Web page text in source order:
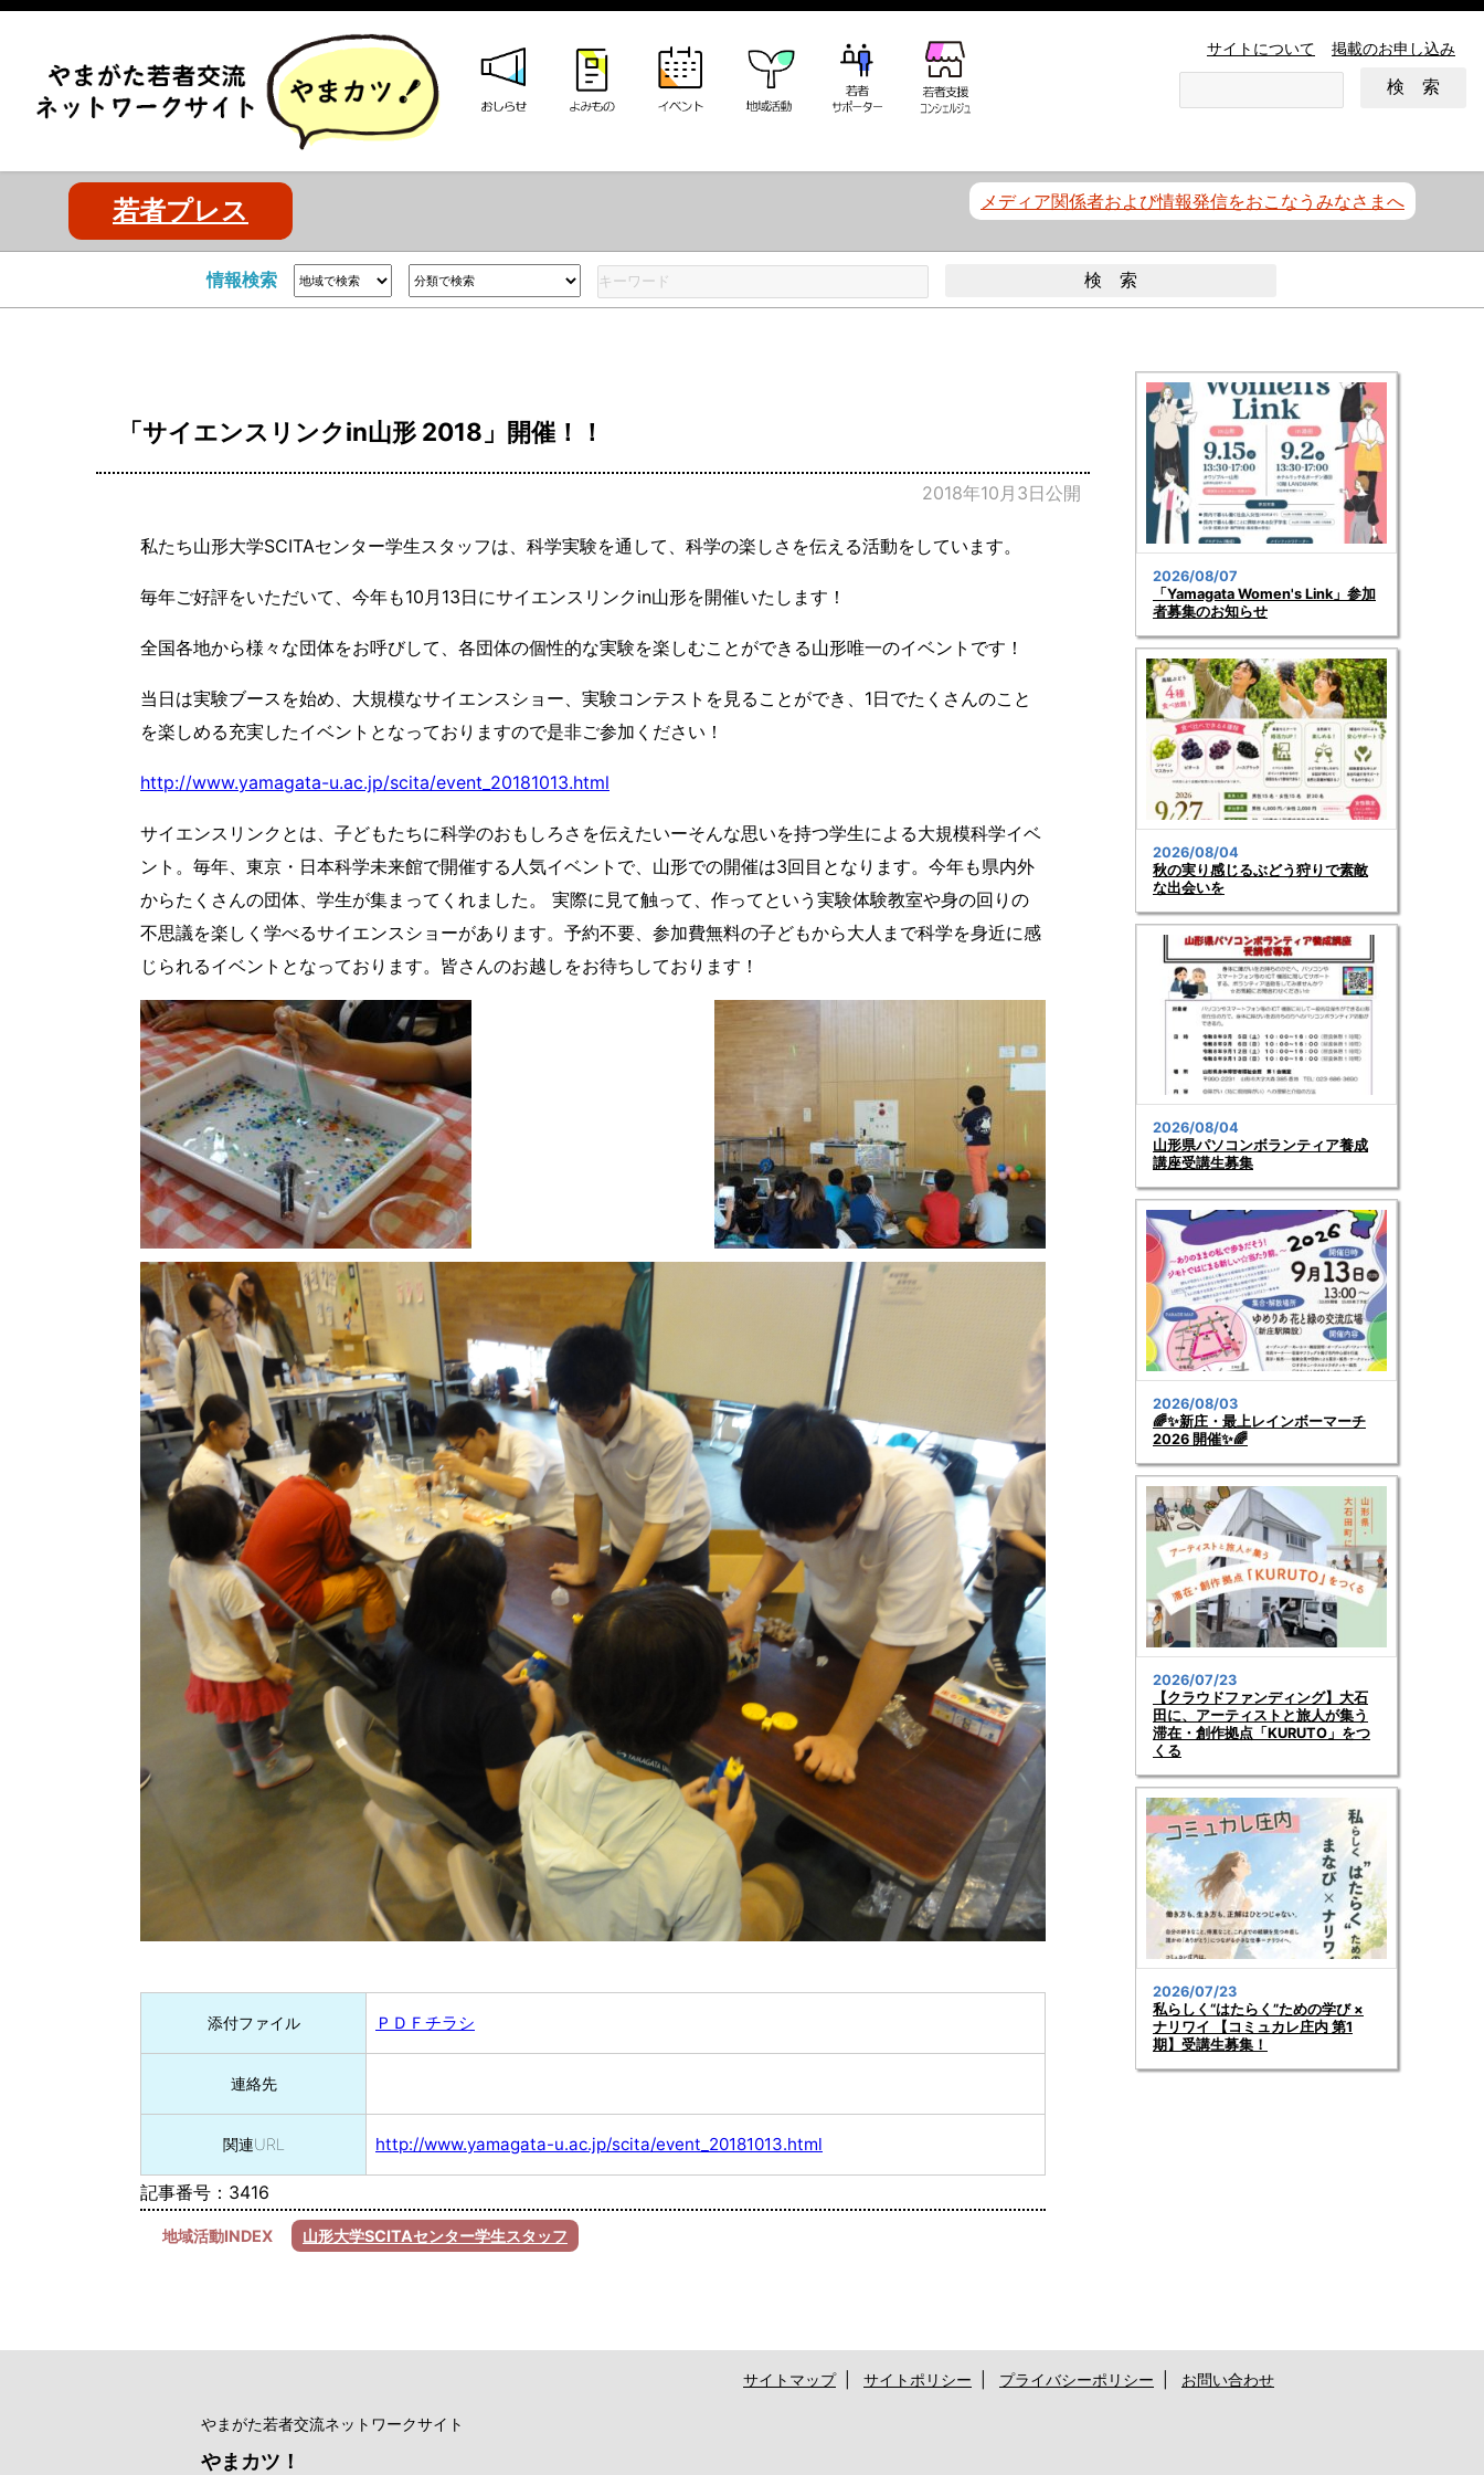
サイトについて 掲載のお申し込み
若者プレス メディア関係者および情報発信をおこなうみなさまへ
情報検索
「サイエンスリンクin山形 2018」開催！！
2018年10月3日公開
私たち山形大学SCITAセンター学生スタッフは、科学実験を通して、科学の楽しさを伝える活動をしています。
毎年ご好評をいただいて、今年も10月13日にサイエンスリンクin山形を開催いたします！
全国各地から様々な団体をお呼びして、各団体の個性的な実験を楽しむことができる山形唯一のイベントです！
当日は実験ブースを始め、大規模なサイエンスショー、実験コンテストを見ることができ、1日でたくさんのこと
を楽しめる充実したイベントとなっておりますので是非ご参加ください！
http://www.yamagata-u.ac.jp/scita/event_20181013.html
サイエンスリンクとは、子どもたちに科学のおもしろさを伝えたいーそんな思いを持つ学生による大規模科学イベ
ント。毎年、東京・日本科学未来館で開催する人気イベントで、山形での開催は3回目となります。今年も県内外
からたくさんの団体、学生が集まってくれました。 実際に見て触って、作ってという実験体験教室や身の回りの
不思議を楽しく学べるサイエンスショーがあります。予約不要、参加費無料の子どもから大人まで科学を身近に感
じられるイベントとなっております。皆さんのお越しをお待ちしております！
添付ファイル ＰＤＦチラシ
連絡先
関連URL http://www.yamagata-u.ac.jp/scita/event_20181013.html
記事番号：3416
地域活動INDEX 山形大学SCITAセンター学生スタッフ
2026/08/07
「Yamagata Women's Link」参加
者募集のお知らせ
2026/08/04
秋の実り感じるぶどう狩りで素敵
な出会いを
2026/08/04
山形県パソコンボランティア養成
講座受講生募集
2026/08/03
🌈✨新庄・最上レインボーマーチ
2026 開催✨🌈
2026/07/23
【クラウドファンディング】大石
田に、アーティストと旅人が集う
滞在・創作拠点「KURUTO」をつ
くる
2026/07/23
私らしく“はたらく”ための学び ×
ナリワイ 【コミュカレ庄内 第1
期】受講生募集！
サイトマップ サイトポリシー プライバシーポリシー お問い合わせ
やまがた若者交流ネットワークサイト
やまカツ！